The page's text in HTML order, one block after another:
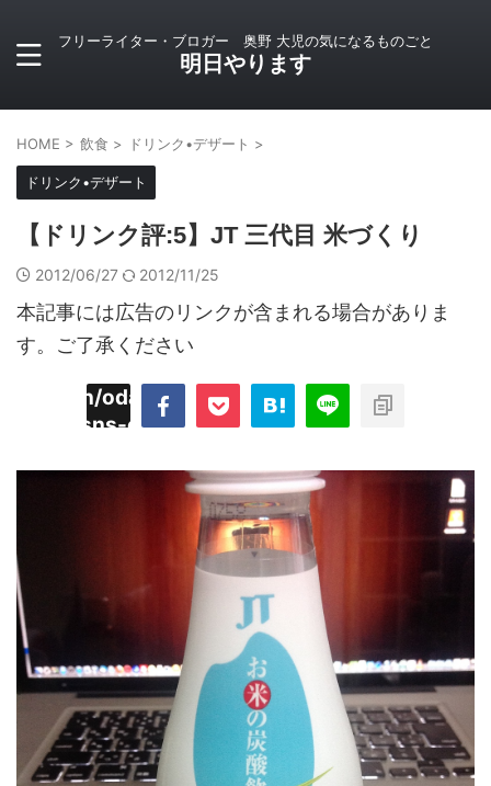
フリーライター・ブロガー 奥野 大児の気になるものごと
明日やります
HOME > 飲食 > ドリンク•デザート >
ドリンク•デザート
【ドリンク評:5】JT 三代目 米づくり
2012/06/27 2012/11/25
本記事には広告のリンクが含まれる場合がありま
す。ご了承ください
odaiji.com/public_html/blog/wp-
sns-count-cache/sns-count-